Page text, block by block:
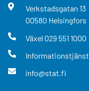
Verkstadsgatan 13
00580 Helsingfors
Växel 029 551 1000
Informationstjänst
info@stat.fi